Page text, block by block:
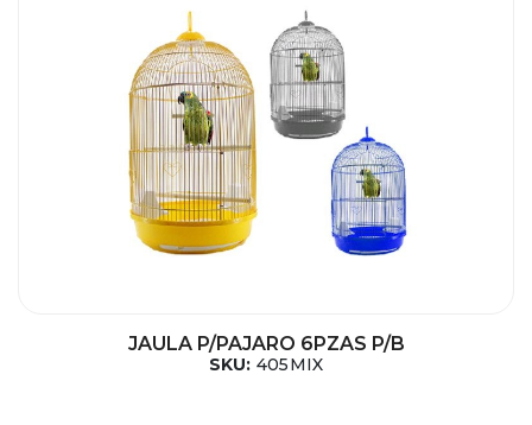
JAULA P/PAJARO 6PZAS P/B
SKU: 405MIX